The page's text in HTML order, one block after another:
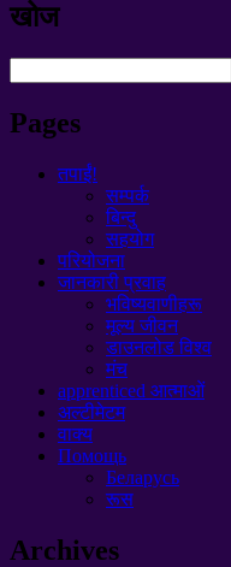
खोज
Pages
तपाईं!
सम्पर्क
बिन्दु
सहयोग
परियोजना
जानकारी प्रवाह
भविष्यवाणीहरू
मूल्य जीवन
डाउनलोड विश्व
मंच
apprenticed आत्माओं
अल्टीमेटम
वाक्य
Помощь
Беларусь
रूस
Archives